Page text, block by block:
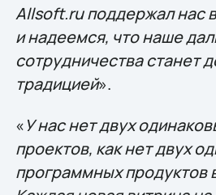
Allsoft.ru поддержал нас
и надеемся, что наше
сотрудничества станет
традицией».
«У нас нет двух
проектов, как нет двух
программных продуктов